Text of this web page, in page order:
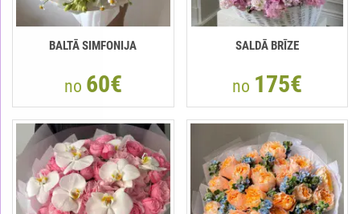
BALTĀ SIMFONIJA
no 60€
SALDĀ BRĪZE
no 175€